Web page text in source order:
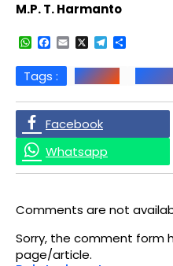
M.P. T. Harmanto
WhatsApp
Facebook
Email
X Telegram
Tags : Blankon
Facebook
Whatsapp
Comments are not
Sorry, the comment form
page/article.